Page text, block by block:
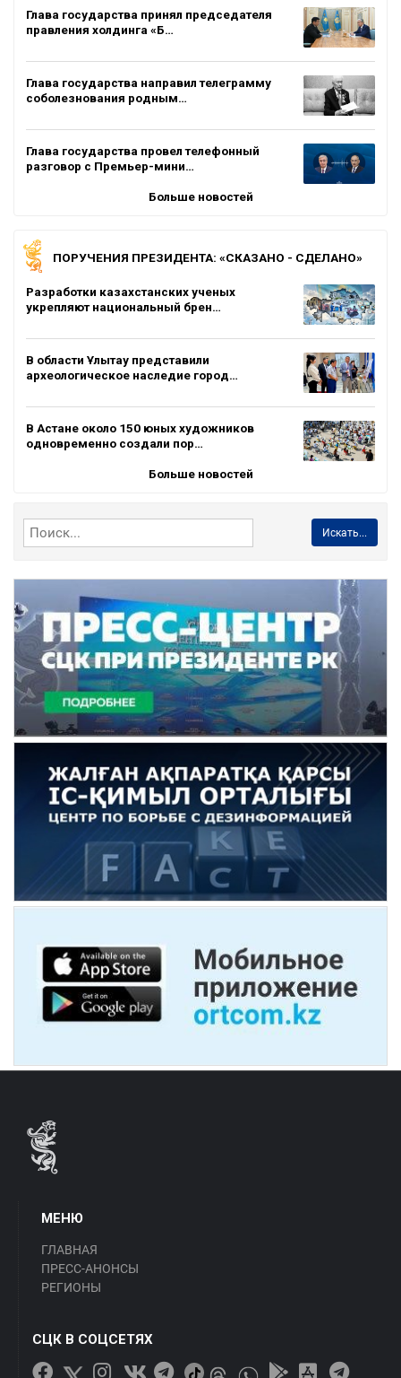
Глава государства принял председателя
правления холдинга «Б…
Глава государства направил телеграмму
соболезнования родным…
Глава государства провел телефонный
разговор с Премьер-мини…
Больше новостей
ПОРУЧЕНИЯ ПРЕЗИДЕНТА: «СКАЗАНО - СДЕЛАНО»
Разработки казахстанских ученых
укрепляют национальный брен…
В области Ұлытау представили
археологическое наследие город…
В Астане около 150 юных художников
одновременно создали пор…
Больше новостей
Искать...
МЕНЮ
ГЛАВНАЯ
ПРЕСС-АНОНСЫ
РЕГИОНЫ
СЦК В СОЦСЕТЯХ